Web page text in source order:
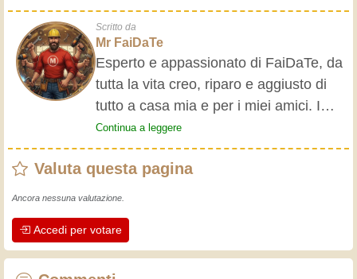
Scritto da
Mr FaiDaTe
Esperto e appassionato di FaiDaTe, da
tutta la vita creo, riparo e aggiusto di
tutto a casa mia e per i miei amici. I
nonni mi hanno insegnato i primi
rudimenti, fin da piccolo e da allora ho
fatto un sacco di esperienze.
L'esperienza insegna! Tiene attivi e
artigiani professionisti mettono nel loro
lavoro. Impariamo insieme, ogni giorno
Continua a leggere
Valuta questa pagina
Ancora nessuna valutazione.
Accedi per votare